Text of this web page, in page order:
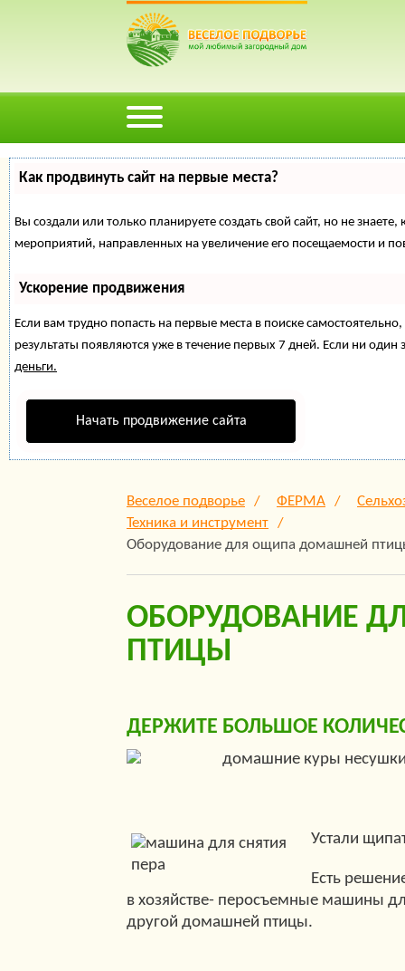
Как продвинуть сайт на первые места?
Вы создали или только планируете создать свой сайт, но не
мероприятий, направленных на увеличение его посещаемости и
Ускорение продвижения
Если вам трудно попасть на первые места в поиске
результаты появляются уже в течение первых 7 дней. Если ни один
деньги.
Начать продвижение сайта
Веселое подворье ФЕРМА
Техника и инструмент
Оборудование для ощипа домашней
ОБОРУДОВАНИЕ
ПТИЦЫ
ДЕРЖИТЕ БОЛЬШОЕ
Устали
Есть
в хозяйстве- перосъемные машины
другой домашней птицы.